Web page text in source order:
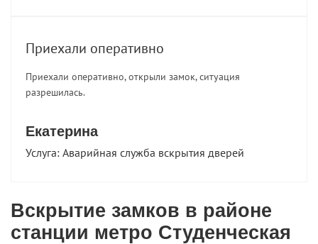
Вскрытие замков в районе
станции метро Студенческая
Приехали оперативно
Приехали оперативно, открыли замок, ситуация
разрешилась.
Екатерина
Услуга: Аварийная служба вскрытия дверей